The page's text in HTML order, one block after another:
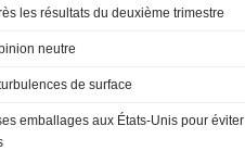
les résultats du deuxième trimestre
opinion neutre
turbulences de surface
emballages aux États-Unis pour éviter